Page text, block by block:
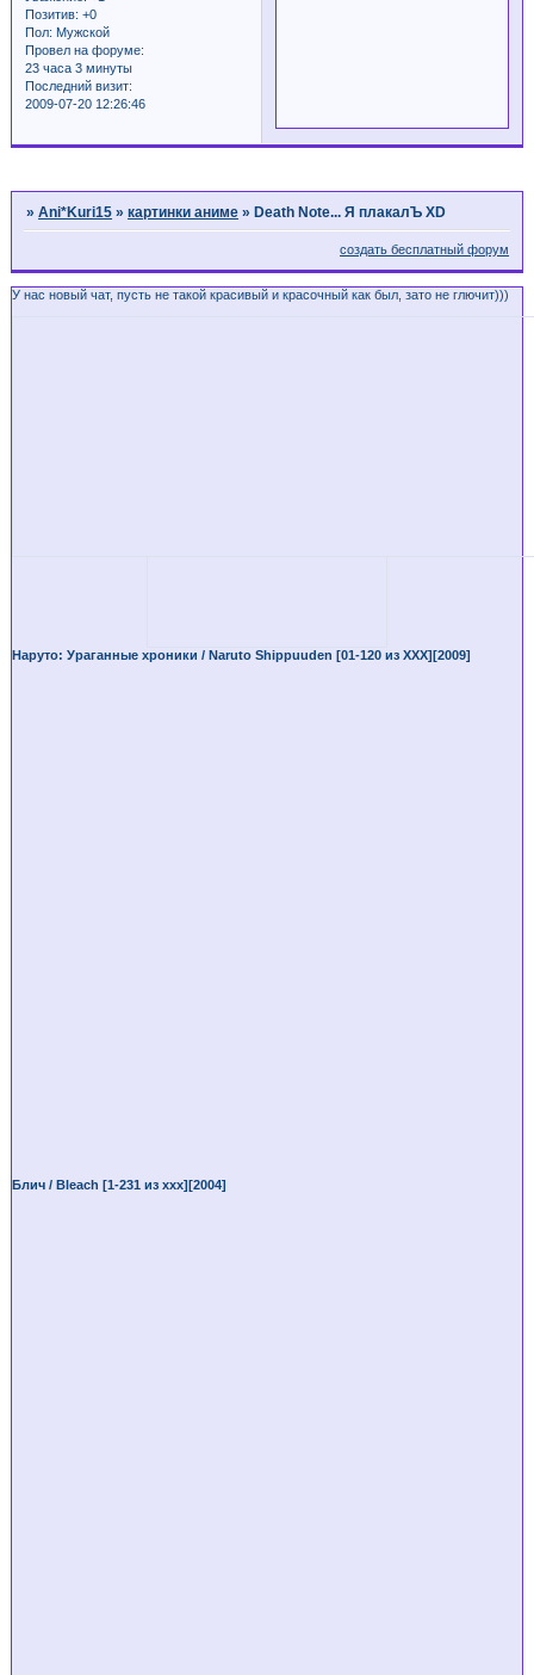
Позитив: +0
Пол: Мужской
Провел на форуме:
23 часа 3 минуты
Последний визит:
2009-07-20 12:26:46
»Ani*Kuri15 »картинки аниме »Death Note... Я плакалЪ XD
создать бесплатный форум
У нас новый чат, пусть не такой красивый и красочный как был, зато не глючит)))
Наруто: Ураганные хроники / Naruto Shippuuden [01-120 из XXX][2009]
Блич / Bleach [1-231 из ххх][2004]